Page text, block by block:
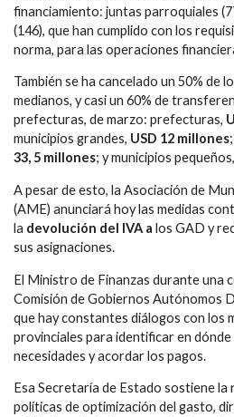
financiamiento: juntas parroquiales
(146), que han cumplido con los
norma, para las operaciones
También se ha cancelado un 50% de
medianos, y casi un 60% de
prefecturas, de marzo: prefecturas,
municipios grandes, USD 12 millones
33, 5 millones; y municipios
A pesar de esto, la Asociación de
(AME) anunciará hoy las medidas
la devolución del IVA a los GAD y
sus asignaciones.
El Ministro de Finanzas durante una
Comisión de Gobiernos Autónomos
que hay constantes diálogos con los
provinciales para identificar en
necesidades y acordar los pagos.
Esa Secretaría de Estado sostiene la
políticas de optimización del gasto,